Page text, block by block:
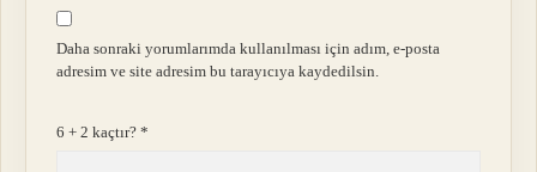
Daha sonraki yorumlarımda kullanılması için adım, e-posta
adresim ve site adresim bu tarayıcıya kaydedilsin.
6 + 2 kaçtır?*